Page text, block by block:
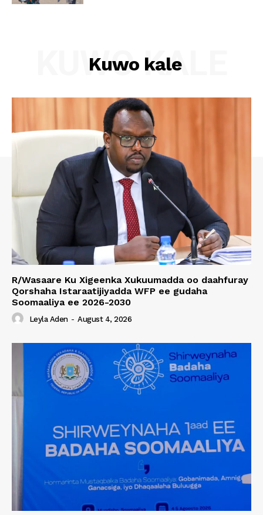
Kuwo kale
KUWO KALE
R/Wasaare Ku Xigeenka Xukuumadda oo daahfuray
Qorshaha Istaraatijiyadda WFP ee gudaha
Soomaaliya ee 2026-2030
Leyla Aden - August 4, 2026